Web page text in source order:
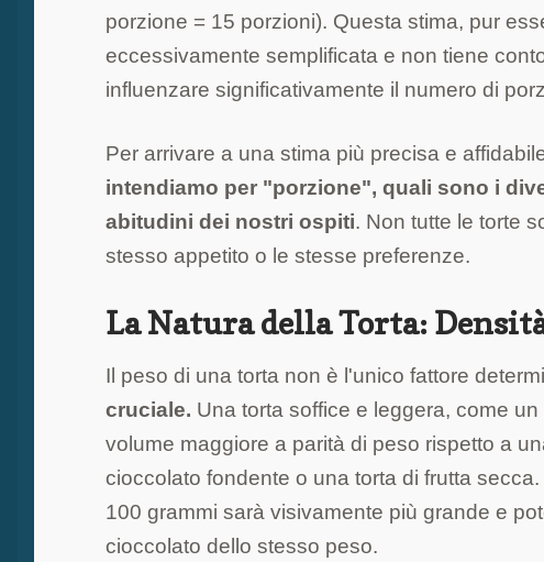
porzione = 15 porzioni). Questa stima, pur
eccessivamente semplificata e non tiene
influenzare significativamente il numero di
Per arrivare a una stima più precisa e
intendiamo per "porzione", quali sono i
abitudini dei nostri ospiti. Non tutte le torte
stesso appetito o le stesse preferenze.
La Natura della Torta:
Il peso di una torta non è l'unico fattore
cruciale. Una torta soffice e leggera, come
volume maggiore a parità di peso rispetto a
cioccolato fondente o una torta di frutta
100 grammi sarà visivamente più grande e
cioccolato dello stesso peso.